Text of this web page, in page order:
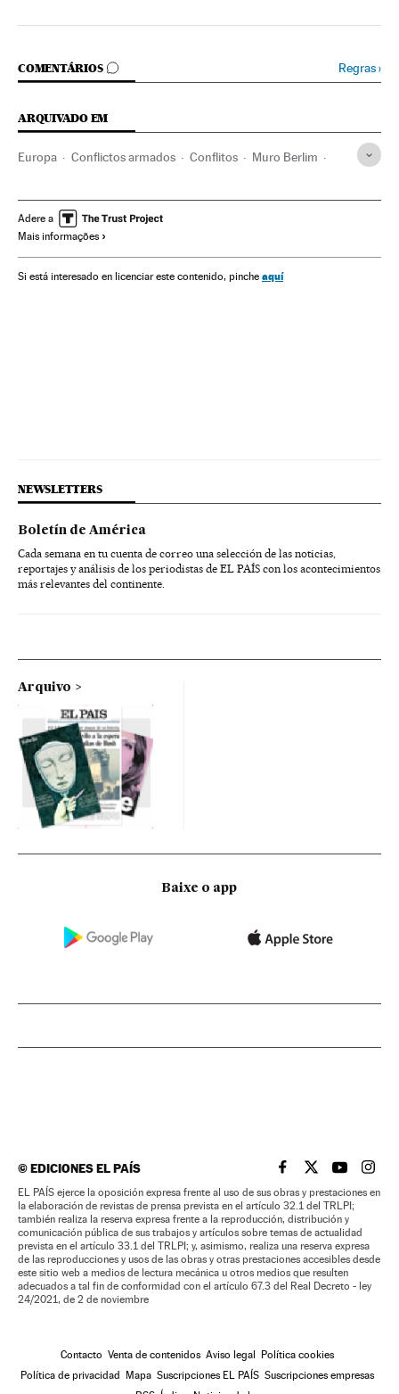
COMENTÁRIOS
COMENTÁRIOS Regras›
ARQUIVADO EM
Europa Conflictos armados Conflitos Muro Berlim
Segunda Guerra Mundial
História contemporânea
Adere a
Mais informações
Si está interesado en licenciar este contenido, pinche aquí
NEWSLETTERS
Boletín de América
Cada semana en tu cuenta de correo una selección de las noticias,
reportajes y análisis de los periodistas de EL PAÍS con los acontecimientos
más relevantes del continente.
Arquivo
Baixe o app
©EDICIONES EL PAÍS EL PAÍS BRASIL EN
EL PAÍSEL PAÍS
EL
EL PAÍS ejerce la oposición expresa frente al uso de sus obras y prestaciones en
la elaboración de revistas de prensa prevista en el artículo 32.1 del TRLPI;
también realiza la reserva expresa frente a la reproducción, distribución y
comunicación pública de sus trabajos y artículos sobre temas de actualidad
prevista en el artículo 33.1 del TRLPI; y, asimismo, realiza una reserva expresa
de las reproducciones y usos de las obras y otras prestaciones accesibles desde
este sitio web a medios de lectura mecánica u otros medios que resulten
adecuados a tal fin de conformidad con el artículo 67.3 del Real Decreto - ley
24/2021, de 2 de noviembre
Contacto Venta de contenidos Aviso legal Política cookies
Política de privacidad Mapa Suscripciones EL PAÍS Suscripciones empresas